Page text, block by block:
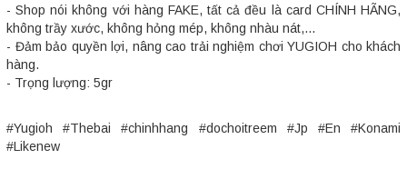
- Shop nói không với hàng FAKE, tất cả đều là card CHÍNH HÃNG,
không trầy xước, không hỏng mép, không nhàu nát,...
- Đảm bảo quyền lợi, nâng cao trải nghiệm chơi YUGIOH cho khách
hàng.
- Trọng lượng: 5gr
#Yugioh #Thebai #chinhhang #dochoitreem #Jp #En #Konami
#Likenew